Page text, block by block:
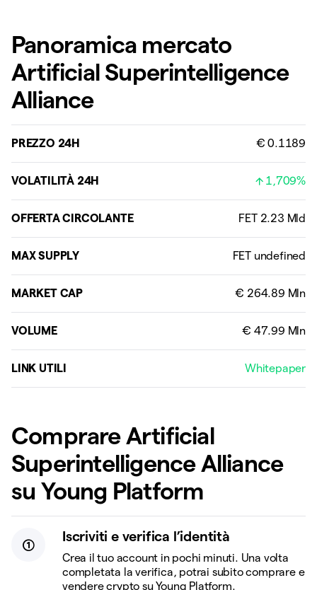
Panoramica mercato
Artificial Superintelligence
Alliance
PREZZO 24H € 0.1189
VOLATILITÀ 24H 1,709%
OFFERTA CIRCOLANTE
MAX SUPPLY
MARKET CAP
VOLUME
LINK UTILI Whitepaper
Comprare Artificial
Superintelligence Alliance
su Young Platform
Iscriviti e verifica l’identità
Crea il tuo account in pochi minuti. Una volta
completata la verifica, potrai subito comprare e
vendere crypto su Young Platform.